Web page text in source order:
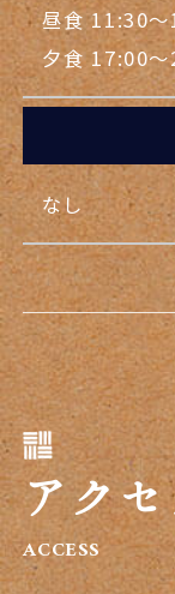
昼食 11:30～
夕食 17:00～
なし
アク
ACCESS